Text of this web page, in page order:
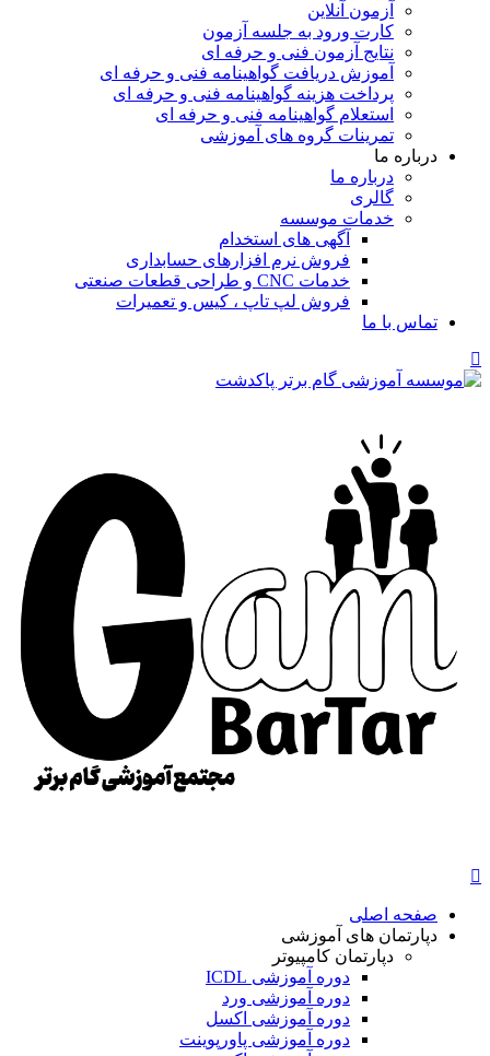
آزمون آنلاین
کارت ورود به جلسه آزمون
نتایج آزمون فنی و حرفه ای
آموزش دریافت گواهینامه فنی و حرفه ای
پرداخت هزینه گواهینامه فنی و حرفه ای
استعلام گواهینامه فنی و حرفه ای
تمرینات گروه های آموزشی
درباره ما
درباره ما
گالری
خدمات موسسه
آگهی های استخدام
فروش نرم افزارهای حسابداری
خدمات CNC و طراحی قطعات صنعتی
فروش لپ تاپ ، کیس و تعمیرات
تماس با ما
صفحه اصلی
دپارتمان های آموزشی
دپارتمان کامپیوتر
دوره آموزشی ICDL
دوره آموزشی ورد
دوره آموزشی اکسل
دوره آموزشی پاورپوینت